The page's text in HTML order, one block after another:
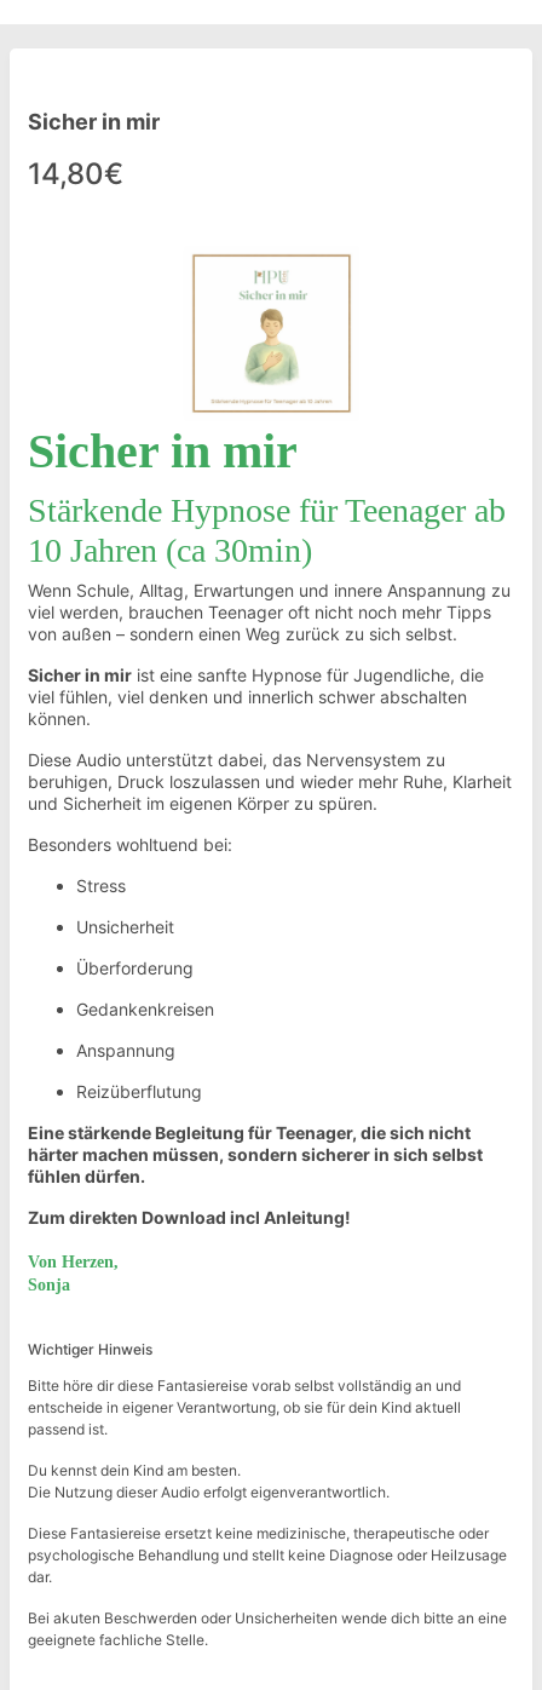
Sicher in mir
14,80€
Sicher in mir
Stärkende Hypnose für Teenager ab
10 Jahren (ca 30min)
Wenn Schule, Alltag, Erwartungen und innere Anspannung zu
viel werden, brauchen Teenager oft nicht noch mehr Tipps
von außen – sondern einen Weg zurück zu sich selbst.
Sicher in mir ist eine sanfte Hypnose für Jugendliche, die
viel fühlen, viel denken und innerlich schwer abschalten
können.
Diese Audio unterstützt dabei, das Nervensystem zu
beruhigen, Druck loszulassen und wieder mehr Ruhe, Klarheit
und Sicherheit im eigenen Körper zu spüren.
Besonders wohltuend bei:
Stress
Unsicherheit
Überforderung
Gedankenkreisen
Anspannung
Reizüberflutung
Eine stärkende Begleitung für Teenager, die sich nicht
härter machen müssen, sondern sicherer in sich selbst
fühlen dürfen.
Zum direkten Download incl Anleitung!
Von Herzen,
Sonja
Wichtiger Hinweis
Bitte höre dir diese Fantasiereise vorab selbst vollständig an und
entscheide in eigener Verantwortung, ob sie für dein Kind aktuell
passend ist.
Du kennst dein Kind am besten.
Die Nutzung dieser Audio erfolgt eigenverantwortlich.
Diese Fantasiereise ersetzt keine medizinische, therapeutische oder
psychologische Behandlung und stellt keine Diagnose oder Heilzusage
dar.
Bei akuten Beschwerden oder Unsicherheiten wende dich bitte an eine
geeignete fachliche Stelle.